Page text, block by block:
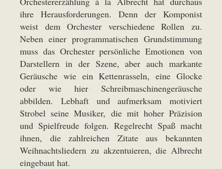
ihre Herausforderungen. Denn der Komponist
weist dem Orchester verschiedene Rollen zu.
Neben einer programmatischen Grundstimmung
muss das Orchester persönliche Emotionen von
Darstellern in der Szene, aber auch markante
Geräusche wie ein Kettenrasseln, eine Glocke
oder wie hier Schreibmaschinengeräusche
abbilden. Lebhaft und aufmerksam motiviert
Strobel seine Musiker, die mit hoher Präzision
und Spielfreude folgen. Regelrecht Spaß macht
ihnen, die zahlreichen Zitate aus bekannten
Weihnachtsliedern zu akzentuieren, die Albrecht
eingebaut hat.